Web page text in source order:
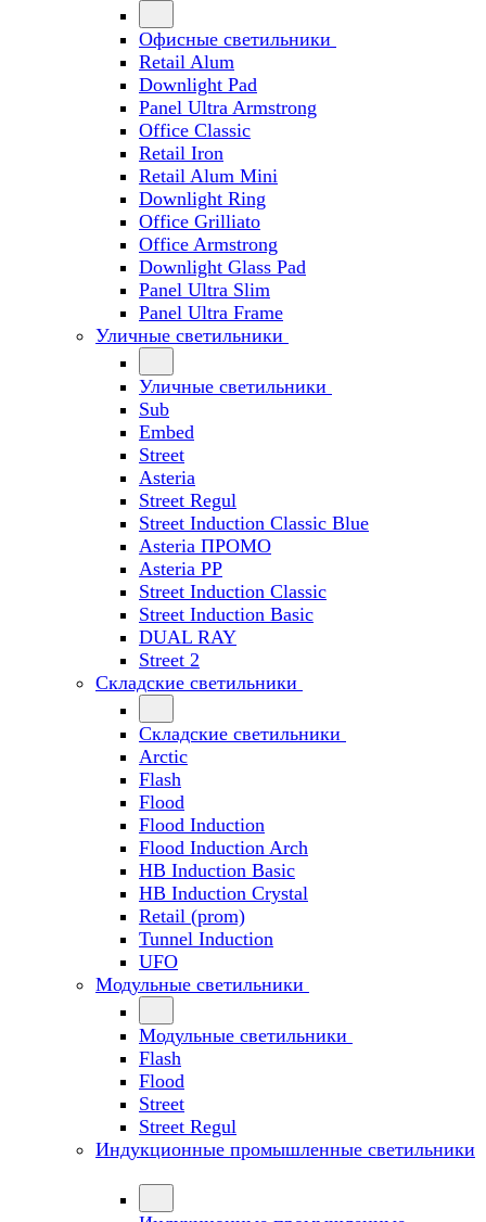
Офисные светильники
Retail Alum
Downlight Pad
Panel Ultra Armstrong
Office Classic
Retail Iron
Retail Alum Mini
Downlight Ring
Office Grilliato
Office Armstrong
Downlight Glass Pad
Panel Ultra Slim
Panel Ultra Frame
Уличные светильники
Уличные светильники
Sub
Embed
Street
Asteria
Street Regul
Street Induction Classic Blue
Asteria ПРОМО
Asteria PP
Street Induction Classic
Street Induction Basic
DUAL RAY
Street 2
Складские светильники
Складские светильники
Arctic
Flash
Flood
Flood Induction
Flood Induction Arch
HB Induction Basic
HB Induction Crystal
Retail (prom)
Tunnel Induction
UFO
Модульные светильники
Модульные светильники
Flash
Flood
Street
Street Regul
Индукционные промышленные светильники